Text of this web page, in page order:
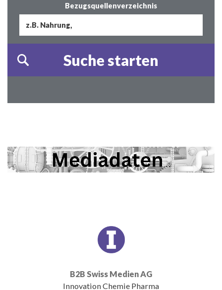
Bezugsquellenverzeichnis
B2B Swiss Medien AG
Innovation Chemie Pharma